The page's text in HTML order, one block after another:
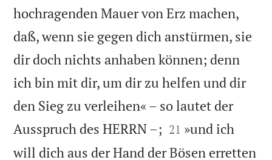
hochragenden Mauer von Erz machen,
daß, wenn sie gegen dich anstürmen, sie
dir doch nichts anhaben können; denn
ich bin mit dir, um dir zu helfen und dir
den Sieg zu verleihen« – so lautet der
Ausspruch des HERRN –; 

21 »und ich
will dich aus der Hand der Bösen erretten